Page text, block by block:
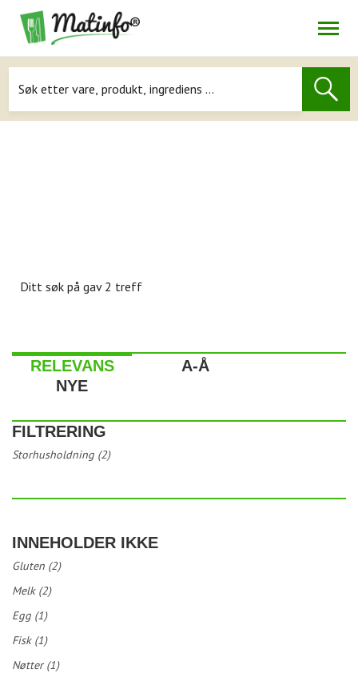
Navigasjon
Ditt søk på gav 2 treff
RELEVANS
A-Å
NYE
FILTRERING
Storhusholdning (2)
INNEHOLDER IKKE
Gluten (2)
Melk (2)
Egg (1)
Fisk (1)
Nøtter (1)